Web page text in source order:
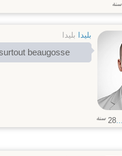
late into the
down for the ride —
سنة
بليدا بليدا
beaugosse
28 سنة